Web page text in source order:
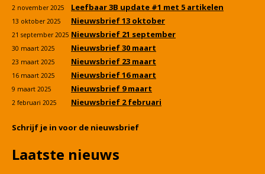
2 november 2025 Leefbaar 3B update #1 met 5 artikelen
13 oktober 2025 Nieuwsbrief 13 oktober
21 september 2025 Nieuwsbrief 21 september
30 maart 2025 Nieuwsbrief 30 maart
23 maart 2025 Nieuwsbrief 23 maart
16 maart 2025 Nieuwsbrief 16 maart
9 maart 2025 Nieuwsbrief 9 maart
2 februari 2025 Nieuwsbrief 2 februari
Schrijf je in voor de nieuwsbrief
Laatste nieuws